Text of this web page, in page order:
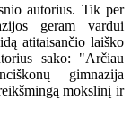
autorius. Tik per
geram vardui
atitaisančio laiško
sako: "Arčiau
gimnazija
mokslinį ir